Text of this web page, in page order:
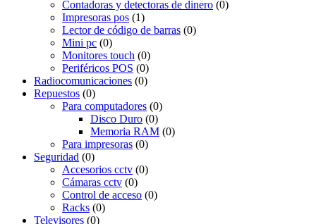
Contadoras y detectoras de dinero (0)
Impresoras pos (1)
Lector de código de barras (0)
Mini pc (0)
Monitores touch (0)
Periféricos POS (0)
Radiocomunicaciones (0)
Repuestos (0)
Para computadores (0)
Disco Duro (0)
Memoria RAM (0)
Para impresoras (0)
Seguridad (0)
Accesorios cctv (0)
Cámaras cctv (0)
Control de acceso (0)
Racks (0)
Televisores (0)